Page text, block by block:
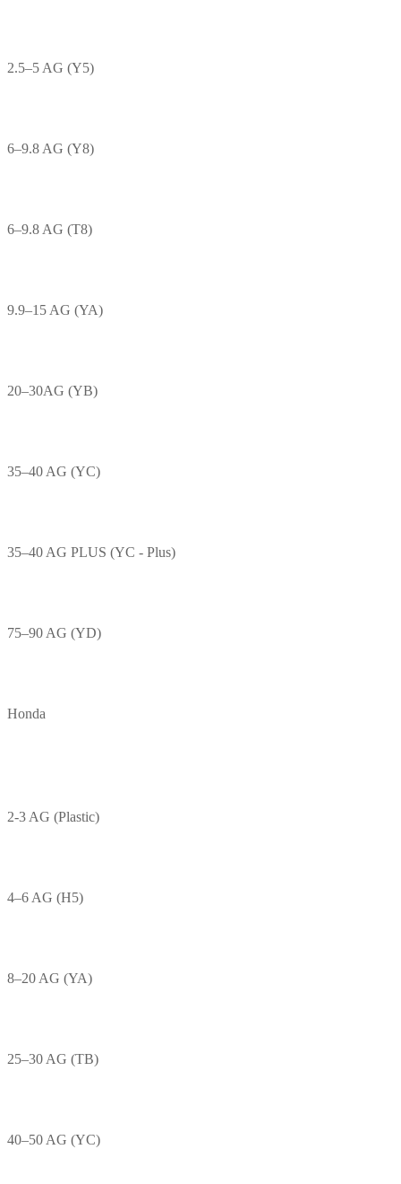
2.5–5 AG (Y5)
6–9.8 AG (Y8)
6–9.8 AG (T8)
9.9–15 AG (YA)
20–30AG (YB)
35–40 AG (YC)
35–40 AG PLUS (YC - Plus)
75–90 AG (YD)
Honda
2-3 AG (Plastic)
4–6 AG (H5)
8–20 AG (YA)
25–30 AG (TB)
40–50 AG (YC)